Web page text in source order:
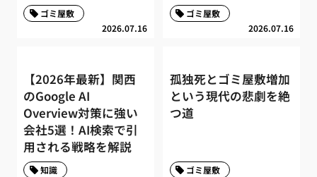
2026.07.16
ゴミ屋敷
2026.07.16
ゴミ屋敷
【2026年最新】関西
のGoogle AI
Overview対策に強い
会社5選！AI検索で引
用される戦略を解説
知識
孤独死とゴミ屋敷増加
という現代の悲劇を絶
つ道
ゴミ屋敷